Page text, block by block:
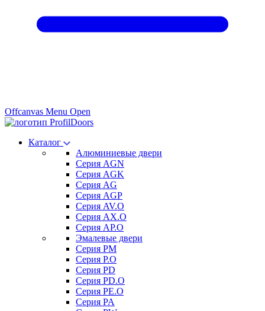
Offcanvas Menu Open
Каталог
Алюминиевые двери
Серия AGN
Серия AGK
Серия AG
Серия AGP
Серия AV.O
Серия AX.O
Серия AP.O
Эмалевые двери
Серия PM
Серия P.O
Серия PD
Серия PD.O
Серия PE.O
Серия PA